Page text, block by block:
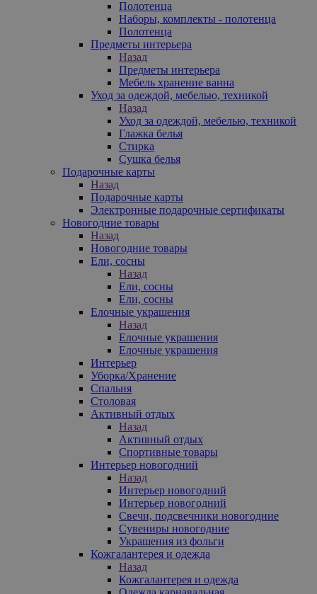
Полотенца
Наборы, комплекты - полотенца
Полотенца
Предметы интерьера
Назад
Предметы интерьера
Мебель хранение ванна
Уход за одеждой, мебелью, техникой
Назад
Уход за одеждой, мебелью, техникой
Глажка белья
Стирка
Сушка белья
Подарочные карты
Назад
Подарочные карты
Электронные подарочные сертификаты
Новогодние товары
Назад
Новогодние товары
Ели, сосны
Назад
Ели, сосны
Ели, сосны
Елочные украшения
Назад
Елочные украшения
Елочные украшения
Интерьер
Уборка/Хранение
Спальня
Столовая
Активный отдых
Назад
Активный отдых
Спортивные товары
Интерьер новогодний
Назад
Интерьер новогодний
Интерьер новогодний
Свечи, подсвечники новогодние
Сувениры новогодние
Украшения из фольги
Кожгалантерея и одежда
Назад
Кожгалантерея и одежда